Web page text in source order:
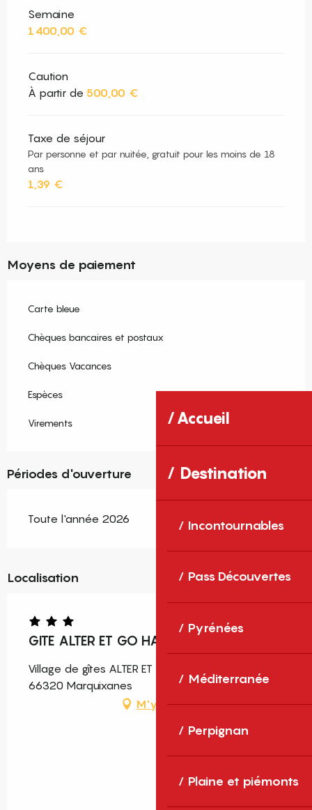
Accueil
Destination
Incontournables
Pass Découvertes
Pyrénées
Méditerranée
Perpignan
Plaine et piémonts
Semaine
1 400,00 €
Caution
À partir de 500,00 €
Taxe de séjour
Par personne et par nuitée, gratuit pour les moins de 18
ans
1,39 €
Moyens de paiement
Carte bleue
Chèques bancaires et postaux
Chèques Vacances
Espèces
Virements
Périodes d'ouverture
Toute l'année 2026
Localisation
GITE ALTER ET GO HAUT 5 PERS
Village de gîtes ALTER ET GO, Route d'Arboussols,
66320 Marquixanes
M'y rendre